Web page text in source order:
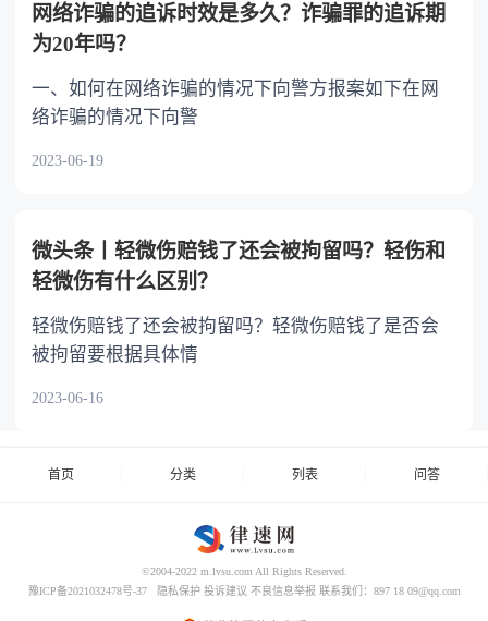
网络诈骗的追诉时效是多久？诈骗罪的追诉期
为20年吗？
一、如何在网络诈骗的情况下向警方报案如下在网
络诈骗的情况下向警
2023-06-19
微头条丨轻微伤赔钱了还会被拘留吗？轻伤和
轻微伤有什么区别？
轻微伤赔钱了还会被拘留吗？轻微伤赔钱了是否会
被拘留要根据具体情
2023-06-16
首页 分类 列表 问答
©2004-2022 m.lvsu.com All Rights Reserved.
豫ICP备2021032478号-37
隐私保护 投诉建议 不良信息举报 联系我们：897 18 09@qq.com